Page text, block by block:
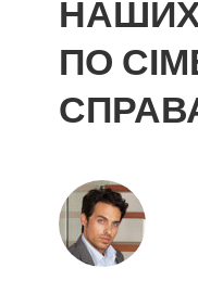
НАШИХ
ПО